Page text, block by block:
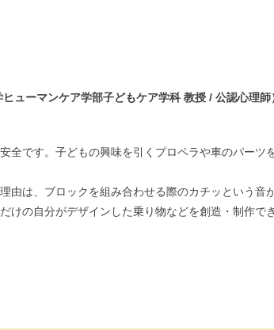
ューマンケア学部子どもケア学科 教授 / 公認心理師
全です。子どもの興味を引くプロペラや車のパーツ
由は、ブロックを組み合わせる際のカチッという音
けの自分がデザインした乗り物などを創造・制作で